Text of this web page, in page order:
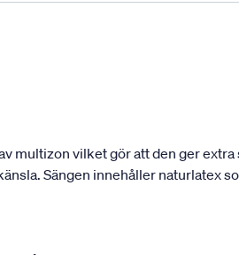
multizon vilket gör att den ger
Sängen innehåller naturlatex